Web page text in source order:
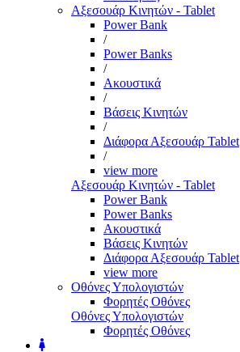
Αξεσουάρ Κινητών - Tablet
Power Bank
/
Power Banks
/
Ακουστικά
/
Βάσεις Κινητών
/
Διάφορα Αξεσουάρ Tablet
/
view more
Αξεσουάρ Κινητών - Tablet
Power Bank
Power Banks
Ακουστικά
Βάσεις Κινητών
Διάφορα Αξεσουάρ Tablet
view more
Οθόνες Υπολογιστών
Φορητές Οθόνες
Οθόνες Υπολογιστών
Φορητές Οθόνες